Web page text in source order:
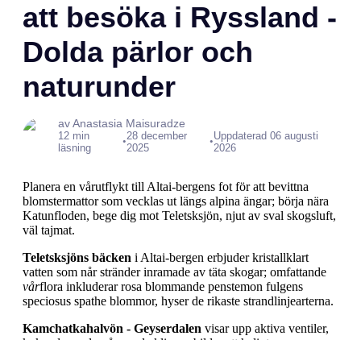
att besöka i Ryssland -
Dolda pärlor och
naturunder
av Anastasia Maisuradze
12 min
läsning
•28 december
2025
•Uppdaterad 06 augusti
2026
Planera en vårutflykt till Altai-bergens fot för att bevittna
blomstermattor som vecklas ut längs alpina ängar; börja nära
Katunfloden, bege dig mot Teletsksjön, njut av sval skogsluft,
väl tajmat.
Teletsksjöns bäcken i Altai-bergen erbjuder kristallklart
vatten som når stränder inramade av täta skogar; omfattande
vårflora inkluderar rosa blommande penstemon fulgens
speciosus spathe blommor, hyser de rikaste strandlinjearterna.
Kamchatkahalvön - Geyserdalen visar upp aktiva ventiler,